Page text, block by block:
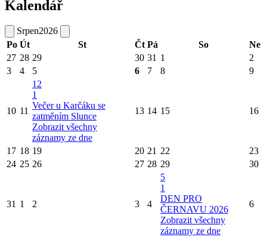
Kalendář
Srpen2026
Po Út St Čt Pá So
Ne
27 28 29 30 31 1
2
3
4 5 6 7 8 9
10 11
12
1
Večer u Karčáku se
zatměním Slunce
Zobrazit všechny
záznamy ze dne
13 14 15 16
17 18 19 20 21 22
23
24 25 26 27 28 29 30
31 1 2 3 4
5
1
DEN PRO
ČERNAVU 2026
Zobrazit všechny
záznamy ze dne
6